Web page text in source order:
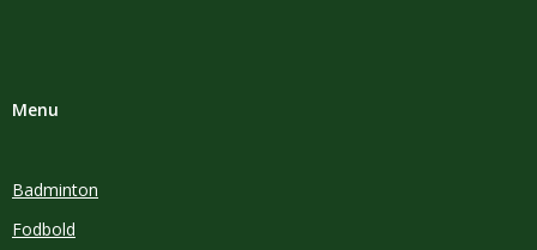
Menu
Badminton
Fodbold